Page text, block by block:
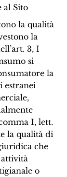
al Sito
la qualità
la
3, I
si
la
estranei
I, lett.
la qualità di
che
attività
o